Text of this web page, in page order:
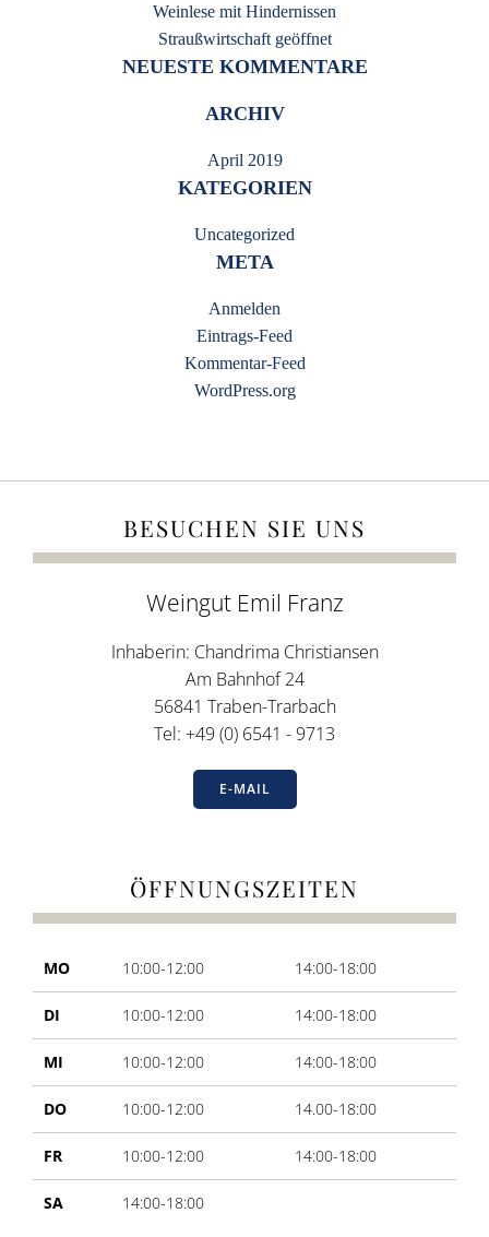
Weinlese mit Hindernissen
Straußwirtschaft geöffnet
NEUESTE KOMMENTARE
ARCHIV
April 2019
KATEGORIEN
Uncategorized
META
Anmelden
Eintrags-Feed
Kommentar-Feed
WordPress.org
BESUCHEN SIE UNS
Weingut Emil Franz
Inhaberin: Chandrima Christiansen
Am Bahnhof 24
56841 Traben-Trarbach
Tel: +49 (0) 6541 - 9713
E-MAIL
ÖFFNUNGSZEITEN
MO 10:00-12:00 14:00-18:00
DI 10:00-12:00 14:00-18:00
MI 10:00-12:00 14:00-18:00
DO 10:00-12:00 14.00-18:00
FR 10:00-12:00 14:00-18:00
SA 14:00-18:00